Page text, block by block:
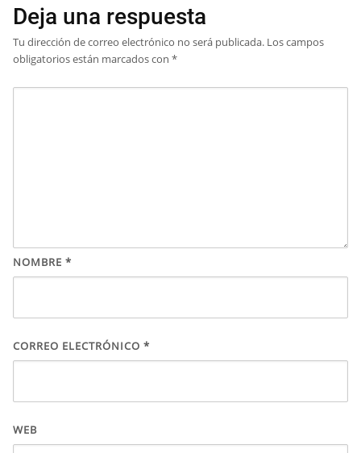
Deja una respuesta
Tu dirección de correo electrónico no será publicada. Los campos
obligatorios están marcados con *
NOMBRE *
CORREO ELECTRÓNICO *
WEB